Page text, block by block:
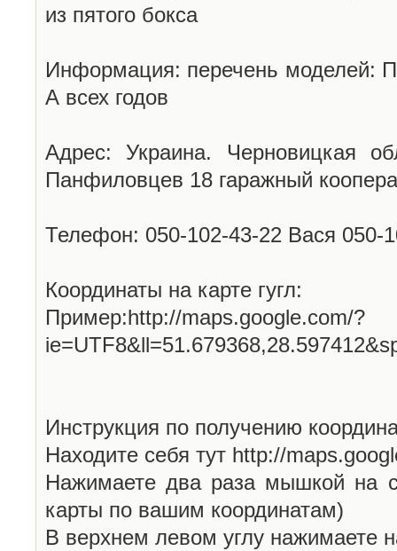
из пятого бокса
Информация: перечень моделей:
А всех годов
Адрес: Украина. Черновицкая
Панфиловцев 18 гаражный
Телефон: 050-102-43-22 Вася 050-
Координаты на карте гугл:
Пример:http://maps.google.com/?
Инструкция по получению
Находите себя тут http://
Нажимаете два раза мышкой на
карты по вашим координатам)
В верхнем левом углу нажимаете